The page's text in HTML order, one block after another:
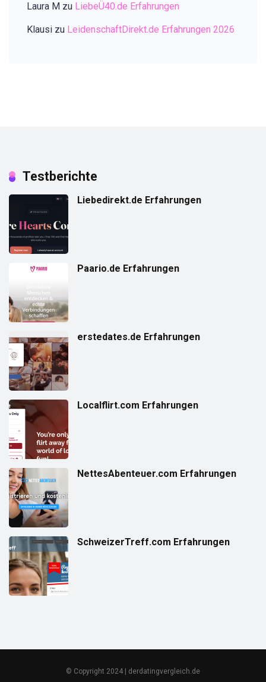
Laura M zu LiebeÜ40.de Erfahrungen
Klausi zu LeidenschaftDirekt.de Erfahrungen 2026
Testberichte
Liebedirekt.de Erfahrungen
Paario.de Erfahrungen
erstedates.de Erfahrungen
Localflirt.com Erfahrungen
NettesAbenteuer.com Erfahrungen
SchweizerTreff.com Erfahrungen
© Copyright 2024 | derdatingvergleich.de